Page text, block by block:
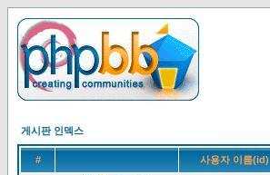
게시판 인덱스
# 사용자 이름(id)